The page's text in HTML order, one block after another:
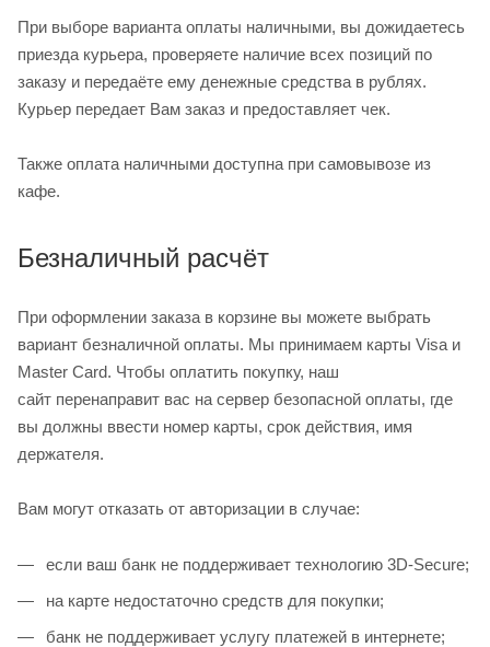
При выборе варианта оплаты наличными, вы дожидаетесь
приезда курьера, проверяете наличие всех позиций по
заказу и передаёте ему денежные средства в рублях.
Курьер передает Вам заказ и предоставляет чек.
Также оплата наличными доступна при самовывозе из
кафе.
Безналичный расчёт
При оформлении заказа в корзине вы можете выбрать
вариант безналичной оплаты. Мы принимаем карты Visa и
Master Card. Чтобы оплатить покупку, наш
сайт перенаправит вас на сервер безопасной оплаты, где
вы должны ввести номер карты, срок действия, имя
держателя.
Вам могут отказать от авторизации в случае:
если ваш банк не поддерживает технологию 3D-Secure;
на карте недостаточно средств для покупки;
банк не поддерживает услугу платежей в интернете;